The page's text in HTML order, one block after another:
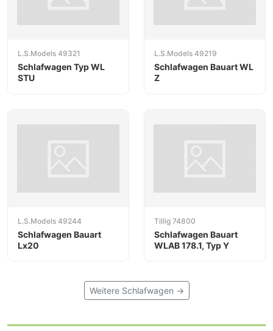
L.S.Models 49321
Schlafwagen Typ WL
STU
L.S.Models 49219
Schlafwagen Bauart WL
Z
L.S.Models 49244
Schlafwagen Bauart
Lx20
Tillig 74800
Schlafwagen Bauart
WLAB 178.1, Typ Y
Weitere Schlafwagen →